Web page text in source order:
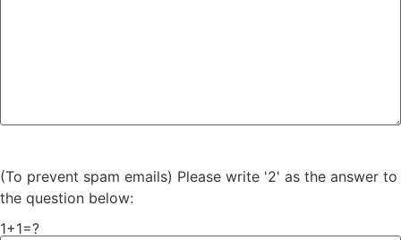
(To prevent spam emails) Please write '2' as the answer to
the question below:
1+1=?